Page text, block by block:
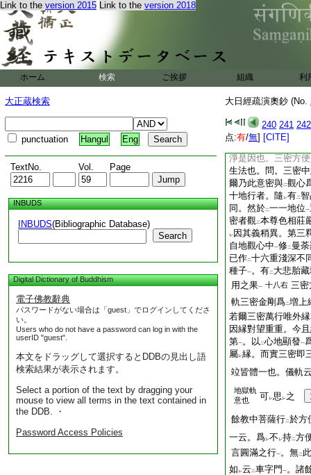
Link to the version 2015 Link to the version 2018
ホーム 検索 ご挨拶 組織 利
大正蔵検索
punctuation Hangul Eng
TextNo. Vol. Page
INBUDS
INBUDS(Bibliographic Database)
Search
Digital Dictionary of Buddhism
電子佛教辭典
パスワードがない場合は「guest」でログインしてくださ
い。
Users who do not have a password can log in with the
userID "guest".
本文をドラッグして選択するとDDBの見出し語
検索結果が表示されます。
Select a portion of the text by dragging your
mouse to view all terms in the text contained in
the DDB. ・
Password Access Policies
大日經疏演奧鈔 (No.
240 241 242
点:有/無] [CITE]
レ得 言 空。是
又祕藏記曰。觀
不
也。非 至極義 三左
此義 一也。弘決云。
於レ中鏡喩其意最親
鏡喩
三云。持明行者亦如
澄淨。故諸佛密嚴
淨是因也。三密方
生法也。問。三密
爾乃此意密與二觀心
十地行者。隨 レ有二
同。然於二一一地位一
密者觀二本尊色相莊
レ 因其義稍異。第三
自地觀心中一修二 曼
已作二十六重淺深不
種子一。有二 大悲胎
用之果一 十八右 三密
軌三密金剛爲二増上
若爾三密萬行唯外
因縁對望重重。今
第一。以 二心地顯發一
屬レ縁。而實三密即
竝皆體一也。儀軌
地獄軌
意也
可レ思 レ之
餘教中菩薩行二於方
一云。爲レ不 レ持二方
言圓滿之行一。無二
如 レ云 二車字門 一。諸